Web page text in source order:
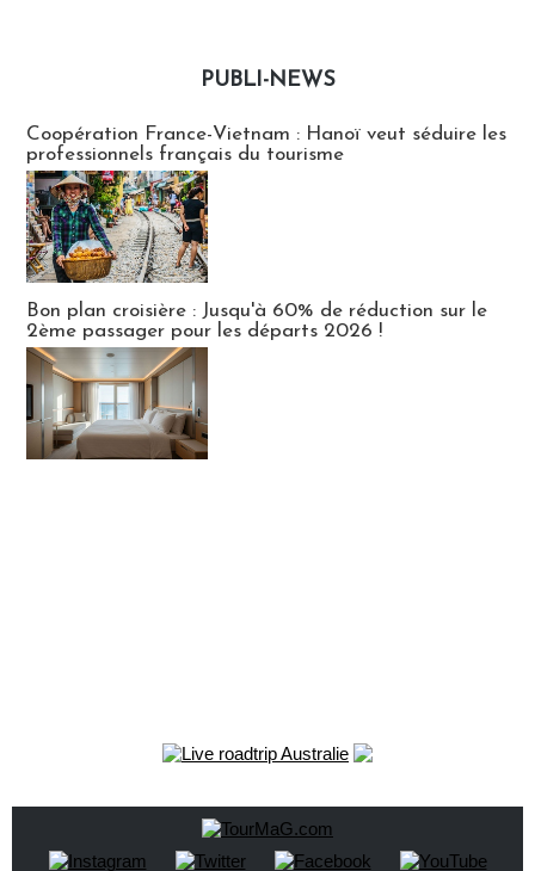
PUBLI-NEWS
Coopération France-Vietnam : Hanoï veut séduire les
professionnels français du tourisme
Bon plan croisière : Jusqu'à 60% de réduction sur le
2ème passager pour les départs 2026 !